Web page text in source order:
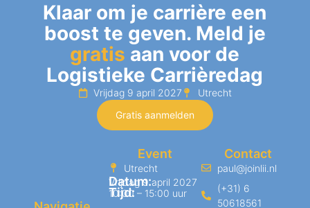
Klaar om je carrière een
boost te geven. Meld je
gratis aan voor de
Logistieke Carrièredag
Vrijdag 9 april 2027
Utrecht
Gratis aanmelden
Event
Utrecht
Datum:
Vrijdag 9 april 2027
Tijd:
10:00 – 15:00 uur
Contact
paul@joinlii.nl
(+31) 6
50618561